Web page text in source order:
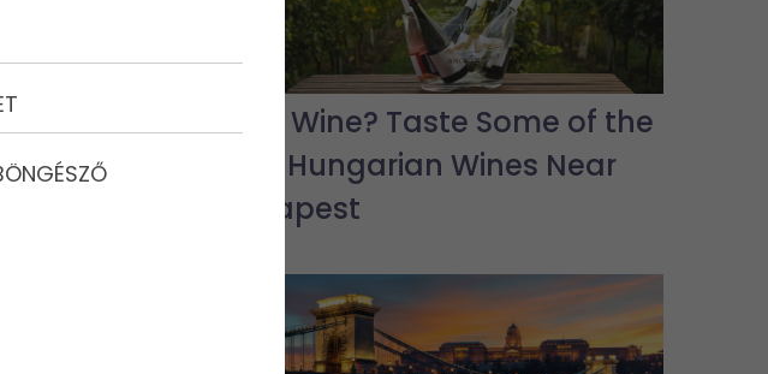
Love Wine? Taste Some of the
Best Hungarian Wines Near
Budapest